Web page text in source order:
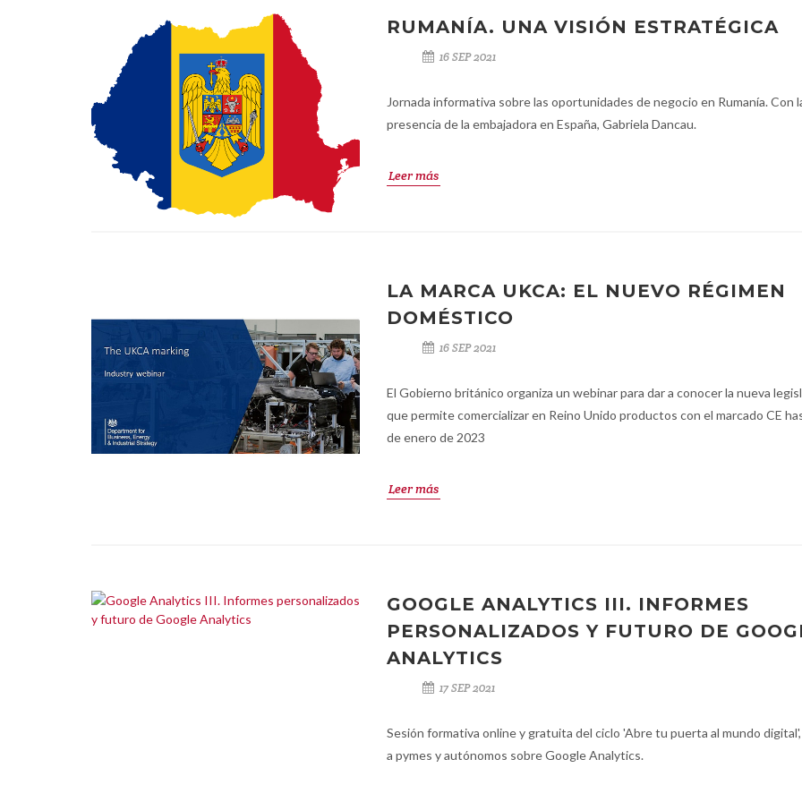
RUMANÍA. UNA VISIÓN ESTRATÉGICA
16 SEP 2021
Jornada informativa sobre las oportunidades de negocio en Rumanía. Con
presencia de la embajadora en España, Gabriela Dancau.
Leer más
LA MARCA UKCA: EL NUEVO RÉGIMEN
DOMÉSTICO
16 SEP 2021
El Gobierno británico organiza un webinar para dar a conocer la nueva
que permite comercializar en Reino Unido productos con el marcado CE
de enero de 2023
Leer más
GOOGLE ANALYTICS III. INFORMES
PERSONALIZADOS Y FUTURO DE
ANALYTICS
17 SEP 2021
Sesión formativa online y gratuita del ciclo 'Abre tu puerta al mundo
a pymes y autónomos sobre Google Analytics.